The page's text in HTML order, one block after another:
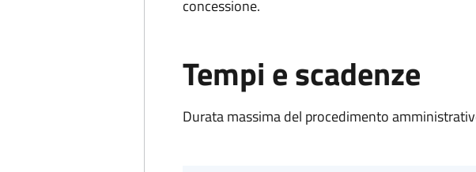
concessione.
Tempi e scadenze
Durata massima del procedimento